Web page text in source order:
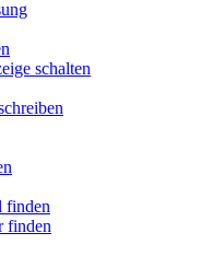
schalten
finden
finden